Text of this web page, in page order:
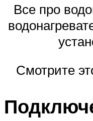
Все про
Смотрите